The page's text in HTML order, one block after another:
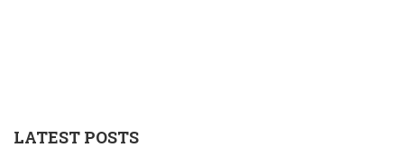
LATEST POSTS